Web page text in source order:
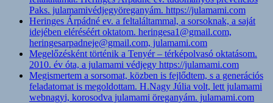
Paks. julamamivédjegyöreganyám. https://julamami.com
Heringes Árpádné ev. a feltaláltammal, a sorsoknak, a saját
idejében eléréséért oktatom. heringesa1@gmail.com,
heringesarpadneje@gmail.com, julamami.com
Megelőzésként történik a Tenyér – térképolvasó oktatásom.
2010. év óta, a julamami védjegy https://julamami.com
Megismertem a sorsomat, közben is fejlődtem, s a generációs
feladatomat is megoldottam. H.Nagy Júlia volt, lett julamami
webnagyi, korosodva julamami öreganyám. julamami.com